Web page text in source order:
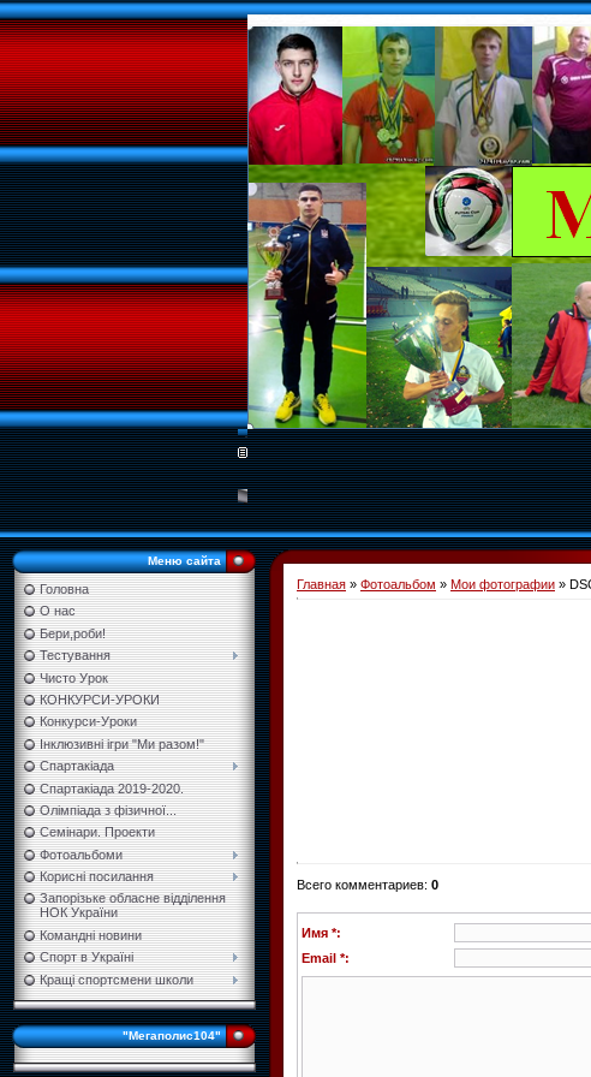
Меню сайта
Головна
О нас
Бери,роби!
Тестування
Чисто Урок
КОНКУРСИ-УРОКИ
Конкурси-Уроки
Інклюзивні ігри "Ми разом!"
Спартакіада
Спартакіада 2019-2020.
Олімпіада з фізичної...
Семінари. Проекти
Фотоальбоми
Корисні посилання
Запорізьке обласне відділення
НОК України
Командні новини
Спорт в Україні
Кращі спортсмени школи
"Мегаполис104"
Главная » Фотоальбом » Мои фотографии »
Всего комментариев: 0
Имя *:
Email *: